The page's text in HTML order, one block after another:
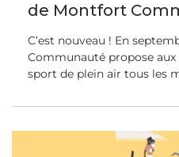
de Montfort
C’est nouveau ! En
Communauté propose aux
sport de plein air tous les